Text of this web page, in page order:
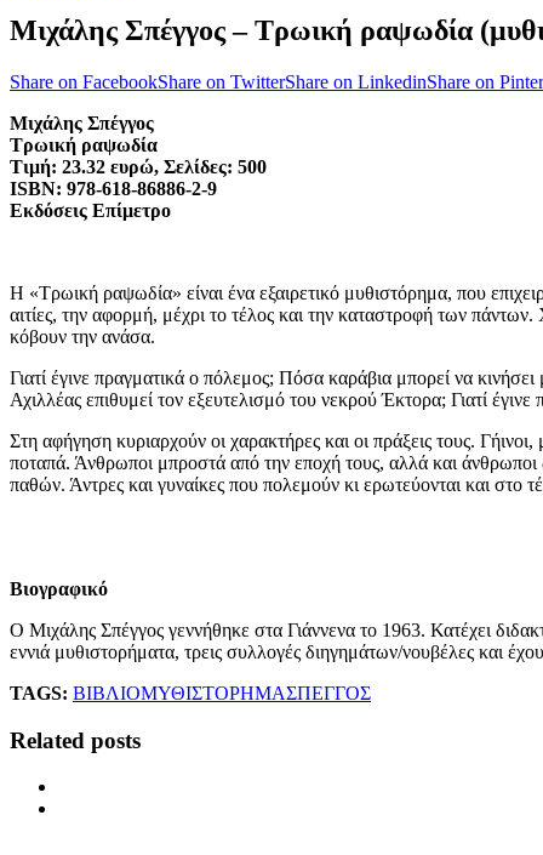
Μιχάλης Σπέγγος – Τρωική ραψωδία
Share on FacebookShare on TwitterShare on LinkedinShare on
Μιχάλης Σπέγγος
Τρωική ραψωδία
Τιμή: 23.32 ευρώ, Σελίδες: 500
ISBN: 978-618-86886-2-9
Εκδόσεις Επίμετρο
Η «Τρωική ραψωδία» είναι ένα εξαιρετικό μυθιστόρημα, που
αιτίες, την αφορμή, μέχρι το τέλος και την καταστροφή των
κόβουν την ανάσα.
Γιατί έγινε πραγματικά ο πόλεμος; Πόσα καράβια μπορεί να
Αχιλλέας επιθυμεί τον εξευτελισμό του νεκρού Έκτορα; Γιατί έγινε
Στη αφήγηση κυριαρχούν οι χαρακτήρες και οι πράξεις τους.
ποταπά. Άνθρωποι μπροστά από την εποχή τους, αλλά και άνθρωποι
παθών. Άντρες και γυναίκες που πολεμούν κι ερωτεύονται και στο
Βιογραφικό
Ο Μιχάλης Σπέγγος γεννήθηκε στα Γιάννενα το 1963. Κατέχει
εννιά μυθιστορήματα, τρεις συλλογές διηγημάτων/νουβέλες και
TAGS: ΒΙΒΛΙΟΜΥΘΙΣΤΟΡΗΜΑΣΠΕΓΓΟΣ
Related posts